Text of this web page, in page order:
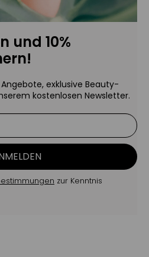
und 10%
exklusive Beauty-
kostenlosen Newsletter.
zur Kenntnis